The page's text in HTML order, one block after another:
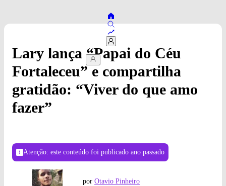
Lary lança “Papai do Céu
Fortaleceu” e compartilha
gratidão: “Viver do que amo
fazer”
Atenção: este conteúdo foi publicado ano passado
por Otavio Pinheiro